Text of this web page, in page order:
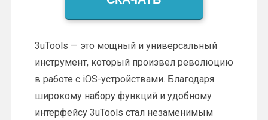
3uTools — это мощный и универсальный
инструмент, который произвел революцию
в работе с iOS-устройствами. Благодаря
широкому набору функций и удобному
интерфейсу 3uTools стал незаменимым